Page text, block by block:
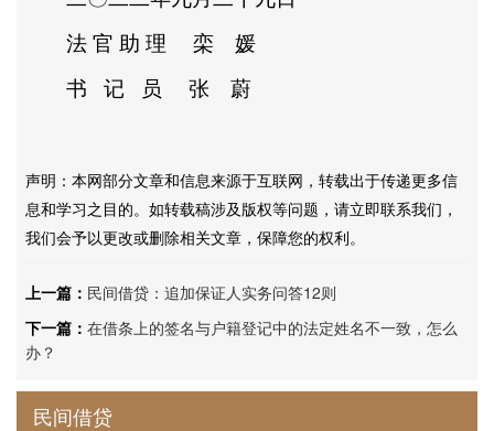
法 官 助 理
栾 媛
书
记 员 张 蔚
声明：本网部分文章和信息来源于互联网，转载出于传递更多信
息和学习之目的。如转载稿涉及版权等问题，请立即联系我们，
我们会予以更改或删除相关文章，保障您的权利。
上一篇： 民间借贷：追加保证人实务问答12则
下一篇：在借条上的签名与户籍登记中的法定姓名不一致，怎么
办？
民间借贷